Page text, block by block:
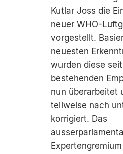
Kutlar Joss die
neuer WHO-
vorgestellt.
neuesten
wurden diese
bestehenden
nun überarbeitet
teilweise nach
korrigiert. Das